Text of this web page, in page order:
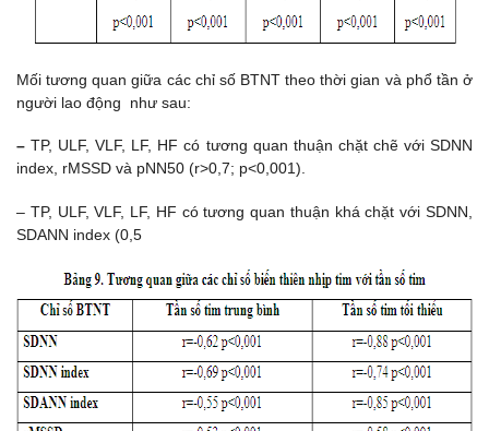
Mối tương quan giữa các chỉ số BTNT theo thời gian và phổ tần ở
người lao động như sau:
–TP, ULF, VLF, LF, HF có tương quan thuận chặt chẽ với SDNN
index, rMSSD và pNN50 (r>0,7; p<0,001).
– TP, ULF, VLF, LF, HF có tương quan thuận khá chặt với SDNN,
SDANN index (0,5